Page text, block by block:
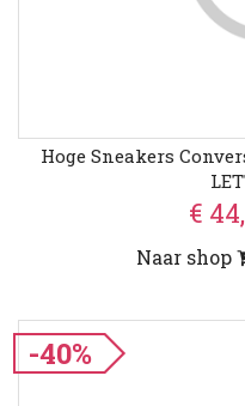
Hoge Sneakers
€
Naar shop
-40%